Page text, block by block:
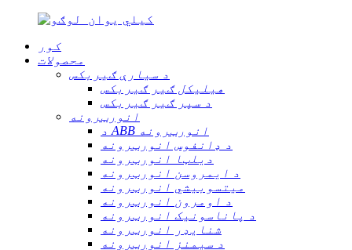
کور
محصولات
د سیارې ګیربکس
هیلیکل ګیر ګیربکس
د سپر ګیر ګیربکس
انورټرونه
د ABB انورټرونه
د ډانفوس انورټرونه
دیلټا انورټرونه
د ایمروسن انورټرونه
میتسوبیشي انورټرونه
د اومرون انورټرونه
د پاناسونیک انورټرونه
شنایډر انورټرونه
د سیمنز انورټرونه